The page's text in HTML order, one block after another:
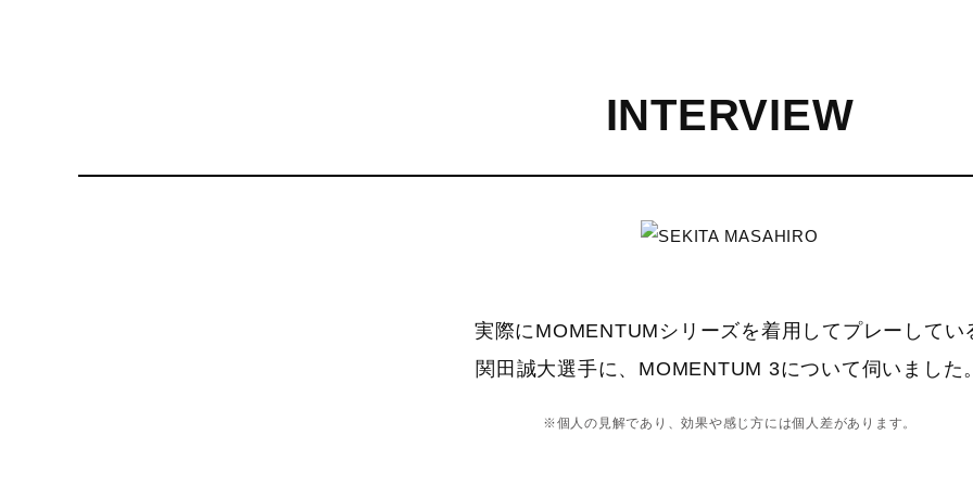
INTERVIEW
実際にMOMENTUMシリーズを着用してプレーしてい
関田誠大選手に、MOMENTUM 3について伺いました
※個人の見解であり、効果や感じ方には個人差があります。